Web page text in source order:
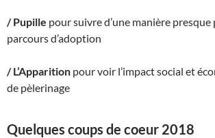
/ Pupille pour suivre d’une manière presque
parcours d’adoption
/ L’Apparition pour voir l’impact social et
de pèlerinage
Quelques coups de coeur 2018